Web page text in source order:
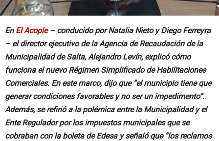
En El Acople– conducido por Natalia Nieto y Diego Ferreyra
– el director ejecutivo de la Agencia de Recaudación de la
Municipalidad de Salta, Alejandro Levín, explicó cómo
funciona el nuevo Régimen Simplificado de Habilitaciones
Comerciales. En este marco, dijo que “el municipio tiene que
generar condiciones favorables y no ser un impedimento”.
Además, se refirió a la polémica entre la Municipalidad y el
Ente Regulador por los impuestos municipales que se
cobraban con la boleta de Edesa y señaló que “los reclamos